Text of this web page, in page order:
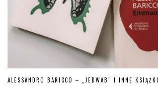
ALESSANDRO BARICCO – „JEDWAB” I INNE KSIĄŻKI